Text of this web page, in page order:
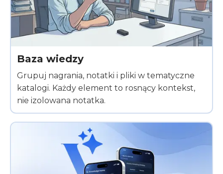
Baza wiedzy
Grupuj nagrania, notatki i pliki w tematyczne
katalogi. Każdy element to rosnący kontekst,
nie izolowana notatka.